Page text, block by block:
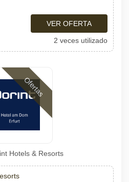
VER OFERTA
2 veces utilizado
Ofertas
Hotels & Resorts